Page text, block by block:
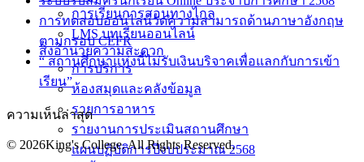
การเรียนการสอนทางไกล
LMS บทเรียนออนไลน์
สิ่งอำนวยความสะดวก
การบริการ
ห้องสมุดและคลังข้อมูล
รายการอาหาร
รายงานการประเมินสถานศึกษา
แผนปฏิบัติการปีงบประมาณ 2568
การทดสอบออนไลน์วัดความสามารถด้านภาษาอังกฤษ
ตามกรอบ CEFR
“ สถานศึกษาแห่งนี้ไม่รับเงินบริจาคเพื่อแลกกับการเข้า
เรียน”
ความเห็นล่าสุด
© 2026King's College. All Rights Reserved.